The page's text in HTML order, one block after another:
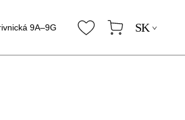
9A–9G SK